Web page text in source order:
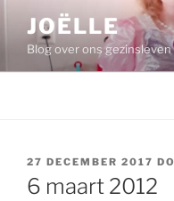
inhoud
JOËLLE
Blog over ons
GEPLAATST
OP
27 DECEMBER 2017
6 maart 2012